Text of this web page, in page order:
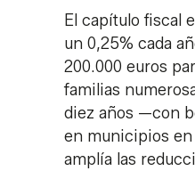
El capítulo fiscal
un 0,25% cada
200.000 euros
familias
diez años —con
en municipios en
amplía las